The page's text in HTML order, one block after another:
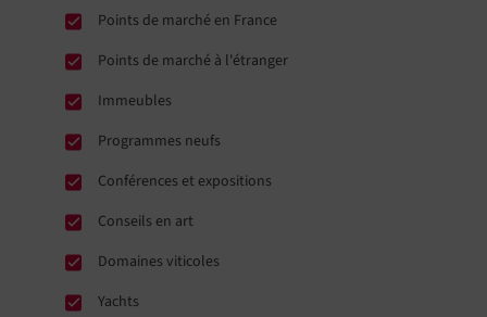
Points de marché en France
Points de marché à l'étranger
Immeubles
Programmes neufs
Conférences et expositions
Conseils en art
Domaines viticoles
Yachts